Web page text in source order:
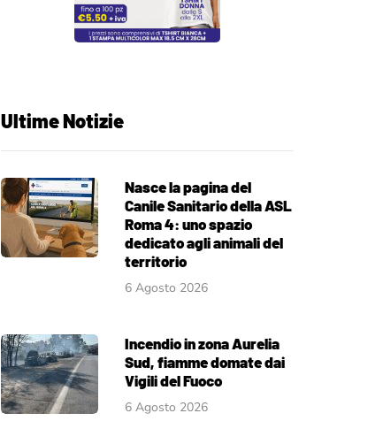
Ultime Notizie
Nasce la pagina del
Canile Sanitario della ASL
Roma 4: uno spazio
dedicato agli animali del
territorio
6 Agosto 2026
Incendio in zona Aurelia
Sud, fiamme domate dai
Vigili del Fuoco
6 Agosto 2026